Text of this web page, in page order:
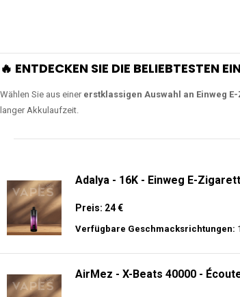
🔥 ENTDECKEN SIE DIE BELIEBTESTEN
Wählen Sie aus einer erstklassigen Auswahl an Einweg
langer Akkulaufzeit.
Adalya - 16K - Einweg E-
Preis: 24 €
Verfügbare Geschmacksrichtungen:
AirMez - X-Beats 40000 -